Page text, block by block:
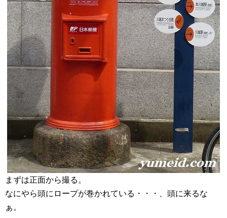
まずは正面から撮る。
なにやら頭にロープが巻かれている・・・、頭に来るな
ぁ。